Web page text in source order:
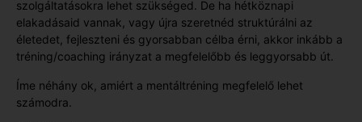
szolgáltatásokra lehet szükséged. De ha hétköznapi
elakadásaid vannak, vagy újra szeretnéd struktúrálni az
életedet, fejleszteni és gyorsabban célba érni, akkor inkább a
tréning/coaching irányzat a megfelelőbb és leggyorsabb út.
Íme néhány ok, amiért a mentáltréning megfelelő lehet
számodra.